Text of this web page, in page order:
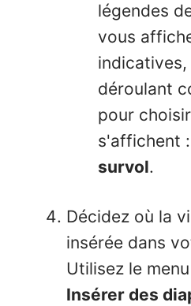
légendes
vous
indicatives,
déroulant
pour
s'affichent :
survol.
Décidez où la
insérée dans
Utilisez le
Insérer des